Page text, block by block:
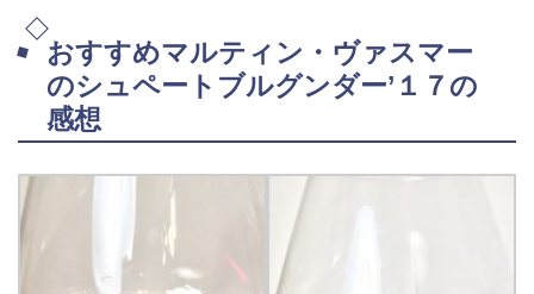
おすすめマルティン・ヴァスマー
のシュペートブルグンダー’１７の
感想